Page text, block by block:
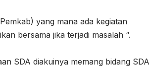
yang mana ada kegiatan
bersama jika terjadi masalah “.
SDA diakuinya memang bidang SDA